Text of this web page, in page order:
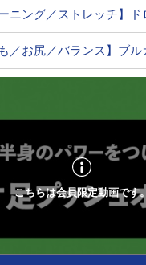
ーニング／ストレッチ】
も／お尻／バランス】ブ
こちらは会員限定動画です